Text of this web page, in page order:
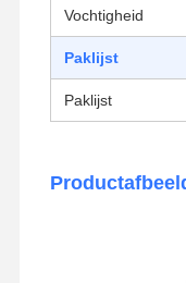
Vochtigheid
Paklijst
Paklijst